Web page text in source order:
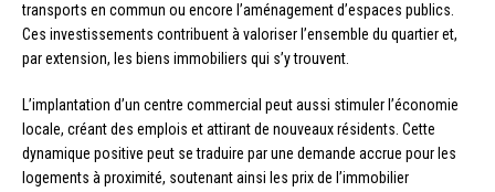
transports en commun ou encore l’aménagement d’espaces publics.
Ces investissements contribuent à valoriser l’ensemble du quartier et,
par extension, les biens immobiliers qui s’y trouvent.
L’implantation d’un centre commercial peut aussi stimuler l’économie
locale, créant des emplois et attirant de nouveaux résidents. Cette
dynamique positive peut se traduire par une demande accrue pour les
logements à proximité, soutenant ainsi les prix de l’immobilier